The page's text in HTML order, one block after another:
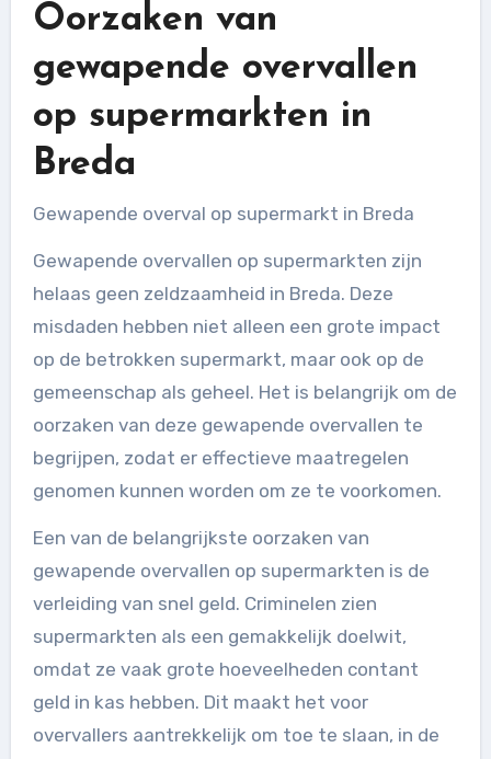
Oorzaken van
gewapende overvallen
op supermarkten in
Breda
Gewapende overval op supermarkt in Breda
Gewapende overvallen op supermarkten zijn
helaas geen zeldzaamheid in Breda. Deze
misdaden hebben niet alleen een grote impact
op de betrokken supermarkt, maar ook op de
gemeenschap als geheel. Het is belangrijk om de
oorzaken van deze gewapende overvallen te
begrijpen, zodat er effectieve maatregelen
genomen kunnen worden om ze te voorkomen.
Een van de belangrijkste oorzaken van
gewapende overvallen op supermarkten is de
verleiding van snel geld. Criminelen zien
supermarkten als een gemakkelijk doelwit,
omdat ze vaak grote hoeveelheden contant
geld in kas hebben. Dit maakt het voor
overvallers aantrekkelijk om toe te slaan, in de